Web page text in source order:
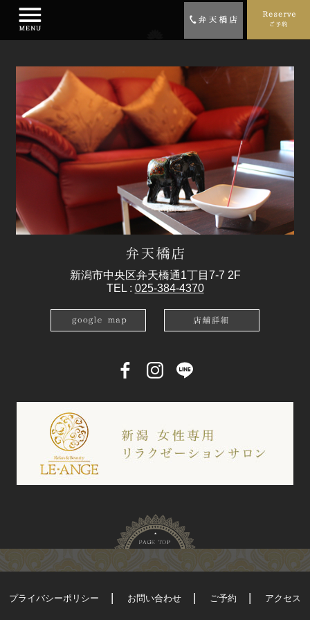
新潟市中央区弁天橋通1丁目7-7 2F
TEL : 025-384-4370
プライバシーポリシー お問い合わせ ご予約 アクセス